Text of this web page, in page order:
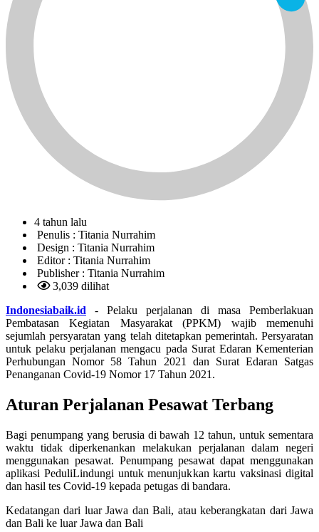
4 tahun lalu
Penulis : Titania Nurrahim
Design : Titania Nurrahim
Editor : Titania Nurrahim
Publisher : Titania Nurrahim
3,039 dilihat
Indonesiabaik.id - Pelaku perjalanan di masa Pemberlakuan
Pembatasan Kegiatan Masyarakat (PPKM) wajib memenuhi
sejumlah persyaratan yang telah ditetapkan pemerintah. Persyaratan
untuk pelaku perjalanan mengacu pada Surat Edaran Kementerian
Perhubungan Nomor 58 Tahun 2021 dan Surat Edaran Satgas
Penanganan Covid-19 Nomor 17 Tahun 2021.
Aturan Perjalanan Pesawat Terbang
Bagi penumpang yang berusia di bawah 12 tahun, untuk sementara
waktu tidak diperkenankan melakukan perjalanan dalam negeri
menggunakan pesawat. Penumpang pesawat dapat menggunakan
aplikasi PeduliLindungi untuk menunjukkan kartu vaksinasi digital
dan hasil tes Covid-19 kepada petugas di bandara.
Kedatangan dari luar Jawa dan Bali, atau keberangkatan dari Jawa
dan Bali ke luar Jawa dan Bali